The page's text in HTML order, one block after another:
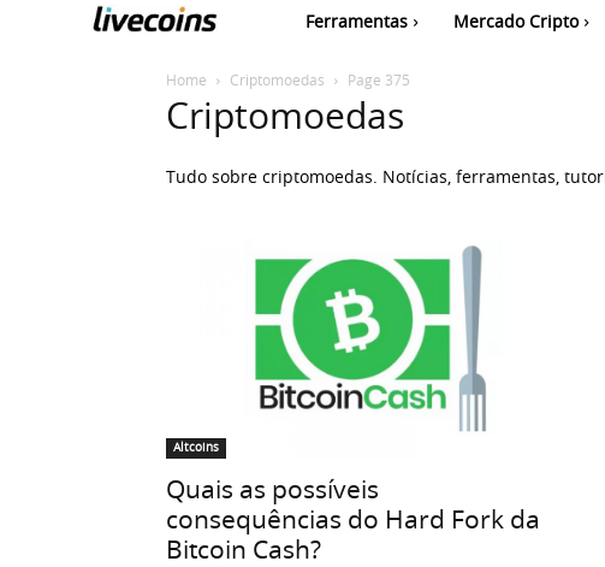
Ferramentas Mercado Cripto
Home Criptomoedas Page 375
Criptomoedas
Tudo sobre criptomoedas. Notícias, ferramentas,
Altcoins
Quais as possíveis
consequências do Hard Fork da
Bitcoin Cash?